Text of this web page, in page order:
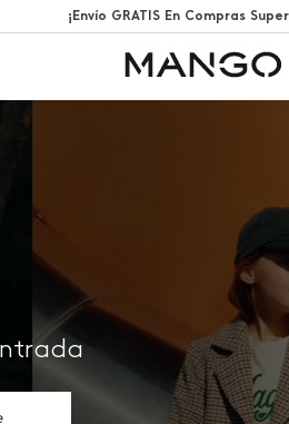
¡Envío GRATIS En Compras